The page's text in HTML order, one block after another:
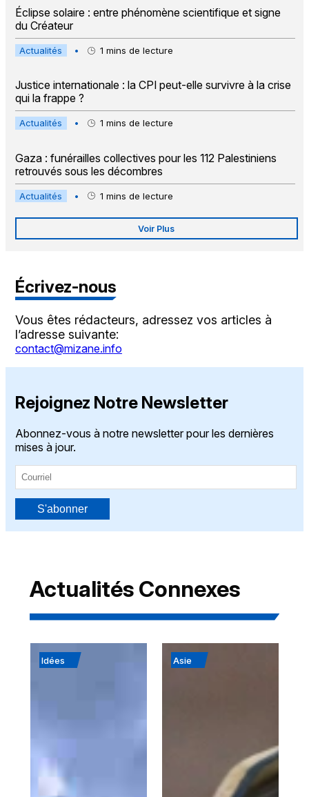
Éclipse solaire : entre phénomène scientifique et signe
du Créateur
Actualités • 1 mins de lecture
Justice internationale : la CPI peut-elle survivre à la crise
qui la frappe ?
Actualités • 1 mins de lecture
Gaza : funérailles collectives pour les 112 Palestiniens
retrouvés sous les décombres
Actualités • 1 mins de lecture
Voir Plus
Écrivez-nous
Vous êtes rédacteurs, adressez vos articles à
l’adresse suivante:
contact@mizane.info
Rejoignez Notre Newsletter
Abonnez-vous à notre newsletter pour les dernières
mises à jour.
S'abonner
Actualités Connexes
Idées Asie